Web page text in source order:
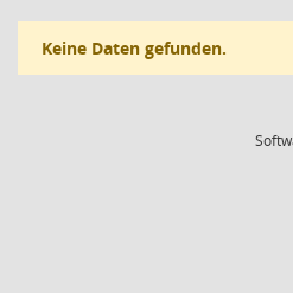
Keine Daten gefunden.